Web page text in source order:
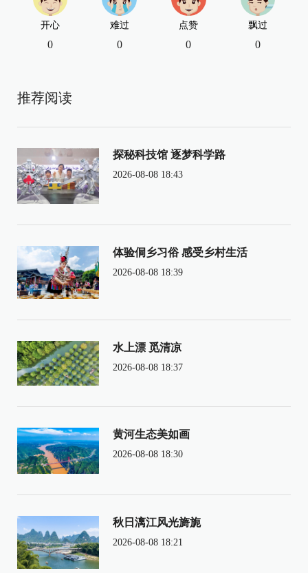
开心
0
难过
0
点赞
0
飘过
0
推荐阅读
探秘科技馆 逐梦科学路
2026-08-08 18:43
体验侗乡习俗 感受乡村生活
2026-08-08 18:39
水上漂 觅清凉
2026-08-08 18:37
黄河生态美如画
2026-08-08 18:30
秋日漓江风光旖旎
2026-08-08 18:21